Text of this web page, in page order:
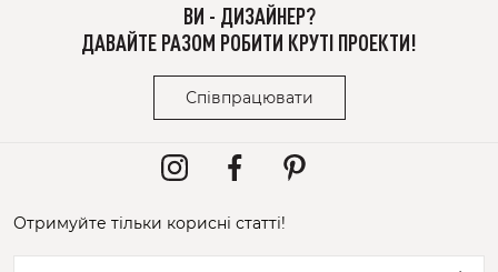
ВИ - ДИЗАЙНЕР?
ДАВАЙТЕ РАЗОМ РОБИТИ КРУТІ ПРОЕКТИ!
Співпрацювати
Отримуйте тільки корисні статті!